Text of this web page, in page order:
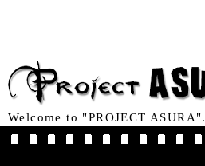
Welcome to "PROJECT ASURA".